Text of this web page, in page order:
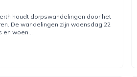
houdt dorpswandelingen door het
De wandelingen zijn woensdag 22
en woen...